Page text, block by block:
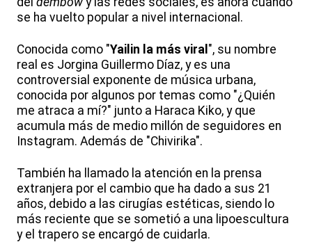
se ha vuelto popular a nivel internacional.
Conocida como "Yailin la más viral ", su nombre
real es Jorgina Guillermo Díaz, y es una
controversial exponente de música urbana,
conocida por algunos por temas como "¿Quién
me atraca a mí?" junto a Haraca Kiko, y que
acumula más de medio millón de seguidores en
Instagram. Además de "Chivirika".
También ha llamado la atención en la prensa
extranjera por el cambio que ha dado a sus 21
años, debido a las cirugías estéticas, siendo lo
más reciente que se sometió a una lipoescultura
y el trapero se encargó de cuidarla.